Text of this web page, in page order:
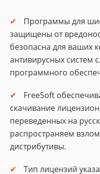
Программы для
защищены от
безопасна для ваших
антивирусных систем
программного
FreeSoft
скачивание
переведенных на
распространяем
дистрибутивы.
Тип лицензий